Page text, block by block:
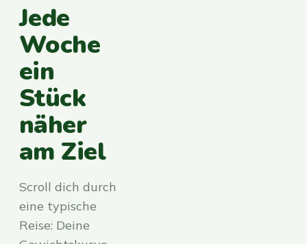
Jede
Woche
ein
Stück
näher
am Ziel
Scroll dich durch
eine typische
Reise: Deine